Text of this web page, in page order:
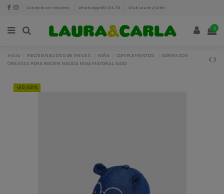
Contacte con nosotros Whatsapp 687 314 713 Club Laura y Carla
0
Inicio RECIEN NACIDO 0 36 MESES NIÑA COMPLEMENTOS
GORRA CON
OREJITAS PARA RECIEN NACIDA NINA MAYORAL 9493
-20,02%